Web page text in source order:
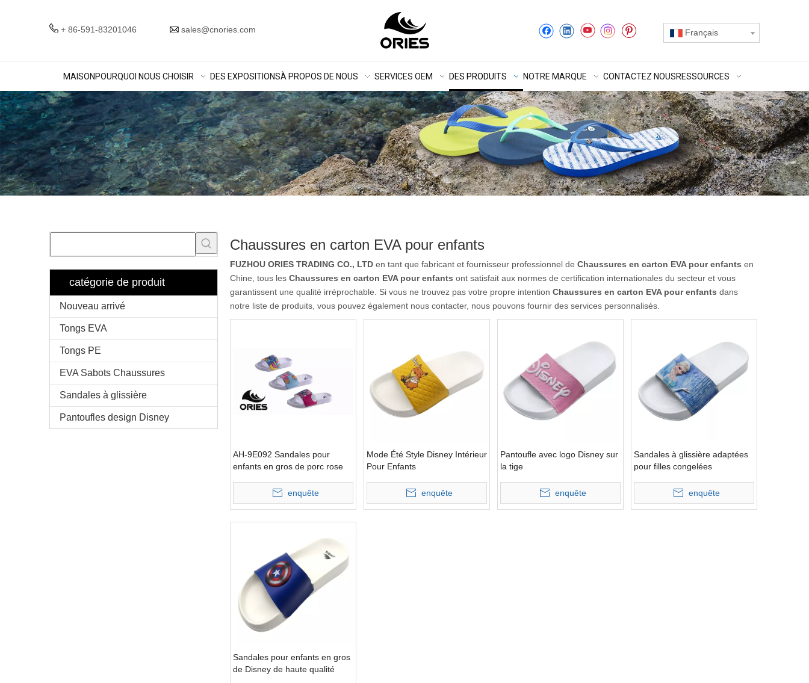
+ 86-591-83201046 sales@cnories.com Français
MAISON POURQUOI NOUS CHOISIR DES EXPOSITIONSÀ PROPOS DE NOUS SERVICES OEM DES PRODUITS NOTRE MARQUE CONTACTEZ NOUSRESSOURCES
catégorie de produit
Nouveau arrivé
Tongs EVA
Tongs PE
EVA Sabots Chaussures
Sandales à glissière
Pantoufles design Disney
Chaussures en carton EVA pour enfants
FUZHOU ORIES TRADING CO., LTD en tant que fabricant et fournisseur professionnel de Chaussures en carton EVA pour enfants en
Chine, tous les Chaussures en carton EVA pour enfants ont satisfait aux normes de certification internationales du secteur et vous
garantissent une qualité irréprochable. Si vous ne trouvez pas votre propre intention Chaussures en carton EVA pour enfants dans
notre liste de produits, vous pouvez également nous contacter, nous pouvons fournir des services personnalisés.
AH-9E092 Sandales pour
enfants en gros de porc rose
enquête
Mode Été Style Disney Intérieur
Pour Enfants
enquête
Pantoufle avec logo Disney sur
la tige
enquête
Sandales à glissière adaptées
pour filles congelées
enquête
Sandales pour enfants en gros
de Disney de haute qualité